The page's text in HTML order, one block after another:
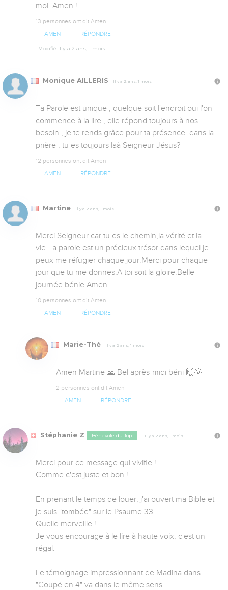
moi. Amen !
13 personnes ont dit Amen
AMEN RÉPONDRE
Modifié il y a 2 ans, 1 mois
Monique AILLERIS Il y a 2 ans, 1 mois
Ta Parole est unique , quelque soit l'endroit oui l'on
commence à la lire , elle répond toujours à nos
besoin , je te rends grâce pour ta présence  dans la
prière , tu es toujours laà Seigneur Jésus?
12 personnes ont dit Amen
AMEN RÉPONDRE
Martine Il y a 2 ans, 1 mois
Merci Seigneur car tu es le chemin,la vérité et la
vie.Ta parole est un précieux trésor dans lequel je
peux me réfugier chaque jour.Merci pour chaque
jour que tu me donnes.A toi soit la gloire.Belle
journée bénie.Amen
10 personnes ont dit Amen
AMEN RÉPONDRE
Marie-Thé Il y a 2 ans, 1 mois
Amen Martine 🙏 Bel après-midi béni 🙌🌞
2 personnes ont dit Amen
AMEN RÉPONDRE
Stéphanie Z Bénévole du Top Il y a 2 ans, 1 mois
Merci pour ce message qui vivifie !
Comme c'est juste et bon !
En prenant le temps de louer, j'ai ouvert ma Bible et
je suis "tombée" sur le Psaume 33.
Quelle merveille !
Je vous encourage à le lire à haute voix, c'est un
régal.
Le témoignage impressionnant de Madina dans
"Coupé en 4" va dans le même sens.